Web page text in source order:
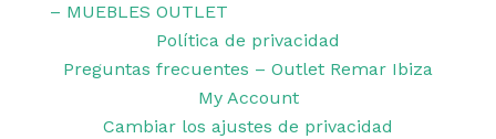
– MUEBLES OUTLET
Política de privacidad
Preguntas frecuentes – Outlet Remar Ibiza
My Account
Cambiar los ajustes de privacidad